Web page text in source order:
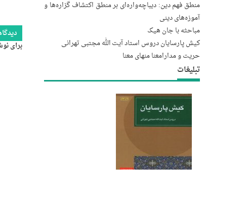
برای
منطق فهم دین: دیباچه‌واره‌ای بر منطق اکتشاف گزاره‌ها و
آموزه‌های دینی
مباحثه با جان هیک
کیش پارسایان دروس استاد آیت الله مجتبى تهرانى
حریت و مدارامعنا منهای معنا
تبلیغات